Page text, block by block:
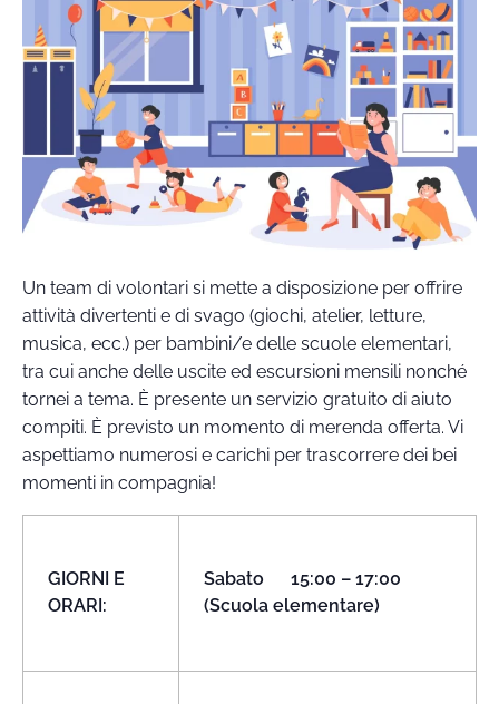
Un team di volontari si mette a disposizione per offrire
attività divertenti e di svago (giochi, atelier, letture,
musica, ecc.) per bambini/e delle scuole elementari,
tra cui anche delle uscite ed escursioni mensili nonché
tornei a tema. È presente un servizio gratuito di aiuto
compiti. È previsto un momento di merenda offerta. Vi
aspettiamo numerosi e carichi per trascorrere dei bei
momenti in compagnia!
GIORNI E
ORARI:
Sabato 15:00 – 17:00
(Scuola elementare)